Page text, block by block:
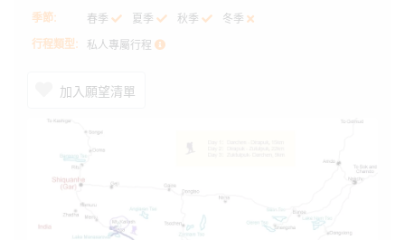
季節:
春季 夏季 秋季
冬季
行程類型:
私人專屬行程
加入願望清單